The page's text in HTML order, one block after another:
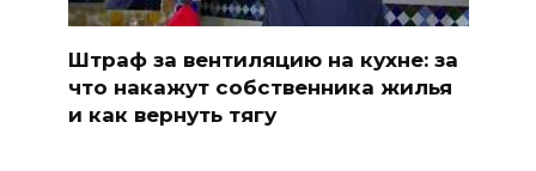
Штраф за вентиляцию на кухне: за
что накажут собственника жилья
и как вернуть тягу